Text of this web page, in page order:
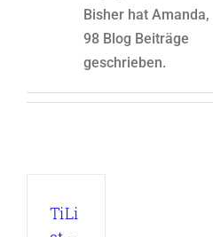
Bisher hat Amanda,
98 Blog Beiträge
geschrieben.
TiLi